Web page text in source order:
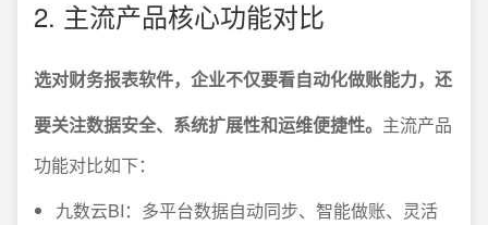
2. 主流产品核心功能对比
选对财务报表软件，企业不仅要看自动化做账能力，还
要关注数据安全、系统扩展性和运维便捷性。 主流产品
功能对比如下：
九数云BI：多平台数据自动同步、智能做账、灵活